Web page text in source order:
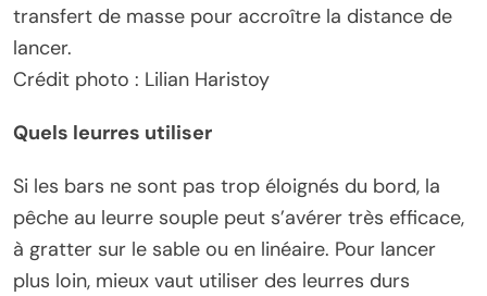
transfert de masse pour accroître la distance de
lancer.
Crédit photo : Lilian Haristoy
Quels leurres utiliser
Si les bars ne sont pas trop éloignés du bord, la
pêche au leurre souple peut s’avérer très efficace,
à gratter sur le sable ou en linéaire. Pour lancer
plus loin, mieux vaut utiliser des leurres durs